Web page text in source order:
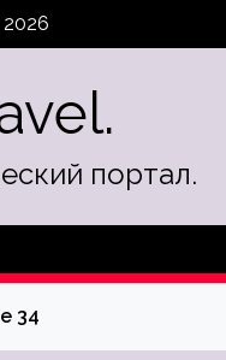
2026
портал.
34